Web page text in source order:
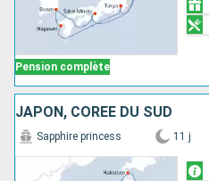
Pension complète
JAPON, CORÉE DU SUD
Sapphire princess 11 j